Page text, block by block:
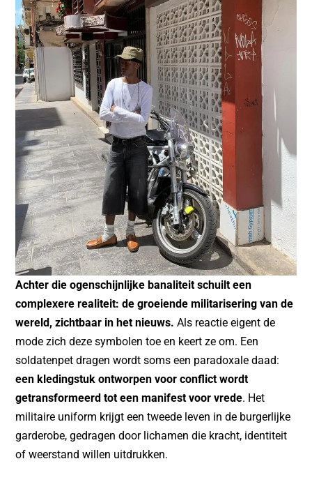
Achter die ogenschijnlijke banaliteit schuilt een
complexere realiteit: de groeiende militarisering van de
wereld, zichtbaar in het nieuws. Als reactie eigent de
mode zich deze symbolen toe en keert ze om. Een
soldatenpet dragen wordt soms een paradoxale daad:
een kledingstuk ontworpen voor conflict wordt
getransformeerd tot een manifest voor vrede. Het
militaire uniform krijgt een tweede leven in de burgerlijke
garderobe, gedragen door lichamen die kracht, identiteit
of weerstand willen uitdrukken.